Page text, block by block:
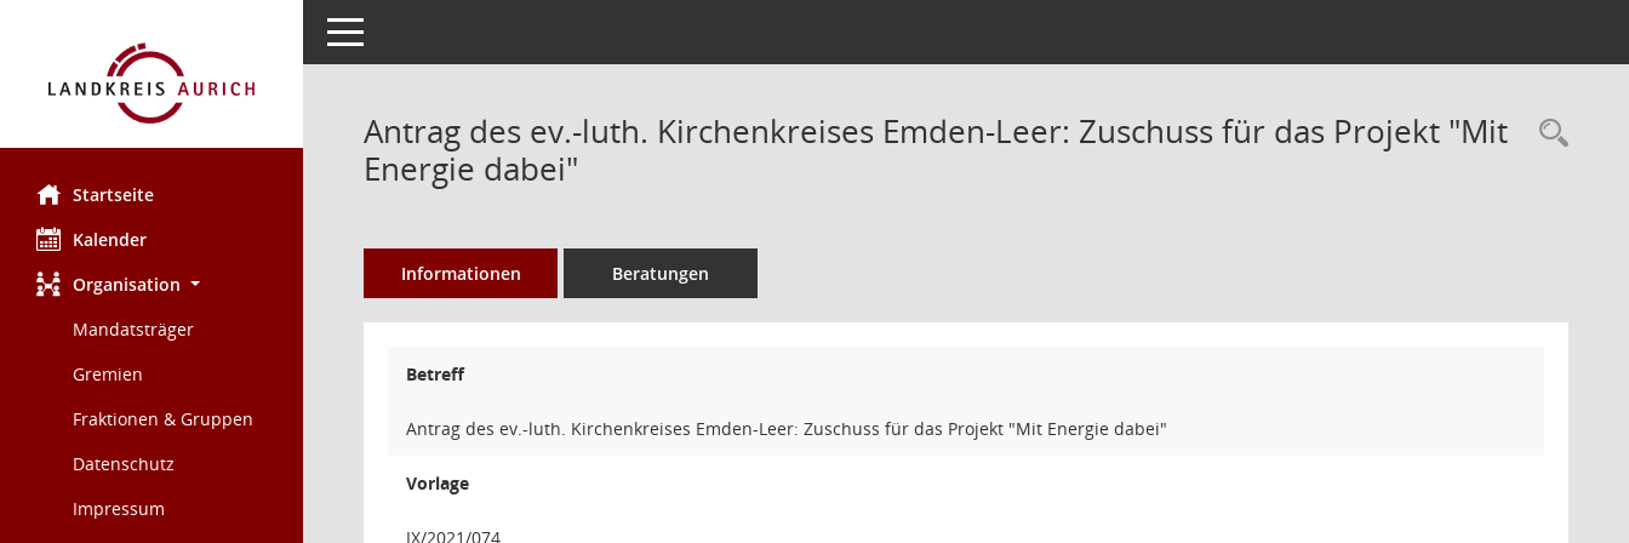
Startseite
Kalender
Organisation
Mandatsträger
Gremien
Fraktionen & Gruppen
Datenschutz
Impressum
Toggle navigation
Antrag des ev.-luth. Kirchenkreises Emden-Leer: Zuschuss für das Projekt "Mit
Energie dabei"
Informationen Beratungen
Betreff
Antrag des ev.-luth. Kirchenkreises Emden-Leer: Zuschuss für das Projekt "Mit Energie dabei"
Vorlage
IX/2021/074